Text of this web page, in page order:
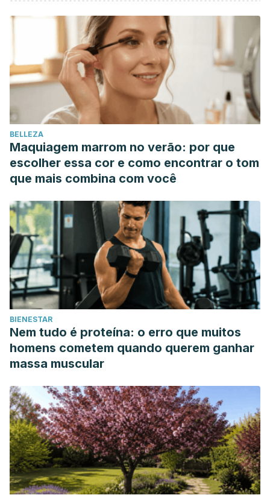
BELLEZA
Maquiagem marrom no verão: por que
escolher essa cor e como encontrar o tom
que mais combina com você
BIENESTAR
Nem tudo é proteína: o erro que muitos
homens cometem quando querem ganhar
massa muscular